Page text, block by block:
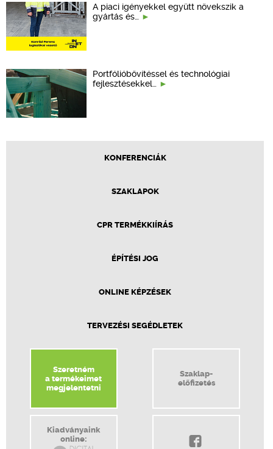
A piaci igényekkel együtt növekszik a
gyártás és…
Portfólióbővítéssel és technológiai
fejlesztésekkel…
KONFERENCIÁK
SZAKLAPOK
CPR TERMÉKKIÍRÁS
ÉPÍTÉSI JOG
ONLINE KÉPZÉSEK
TERVEZÉSI SEGÉDLETEK
Szeretném
a termékeimet
megjelentetni
Szaklap-
előfizetés
Kiadványaink
online: